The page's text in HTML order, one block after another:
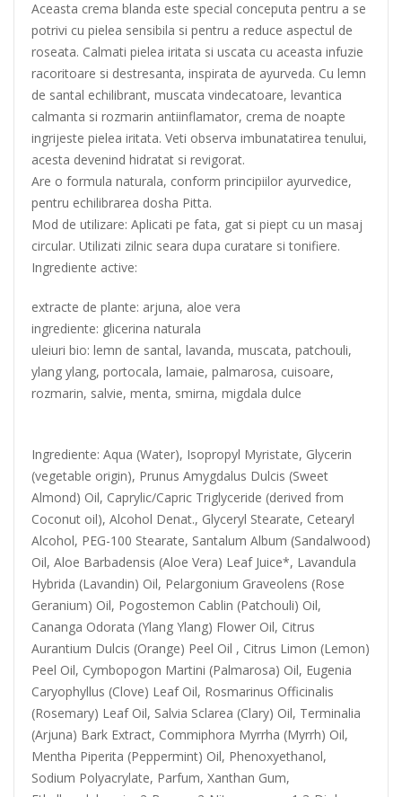
Aceasta crema blanda este special conceputa pentru a se
potrivi cu pielea sensibila si pentru a reduce aspectul de
roseata. Calmati pielea iritata si uscata cu aceasta infuzie
racoritoare si destresanta, inspirata de ayurveda. Cu lemn
de santal echilibrant, muscata vindecatoare, levantica
calmanta si rozmarin antiinflamator, crema de noapte
ingrijeste pielea iritata. Veti observa imbunatatirea tenului,
acesta devenind hidratat si revigorat.
Are o formula naturala, conform principiilor ayurvedice,
pentru echilibrarea dosha Pitta.
Mod de utilizare: Aplicati pe fata, gat si piept cu un masaj
circular. Utilizati zilnic seara dupa curatare si tonifiere.
Ingrediente active:
extracte de plante: arjuna, aloe vera
ingrediente: glicerina naturala
uleiuri bio: lemn de santal, lavanda, muscata, patchouli,
ylang ylang, portocala, lamaie, palmarosa, cuisoare,
rozmarin, salvie, menta, smirna, migdala dulce
Ingrediente: Aqua (Water), Isopropyl Myristate, Glycerin
(vegetable origin), Prunus Amygdalus Dulcis (Sweet
Almond) Oil, Caprylic/Capric Triglyceride (derived from
Coconut oil), Alcohol Denat., Glyceryl Stearate, Cetearyl
Alcohol, PEG-100 Stearate, Santalum Album (Sandalwood)
Oil, Aloe Barbadensis (Aloe Vera) Leaf Juice*, Lavandula
Hybrida (Lavandin) Oil, Pelargonium Graveolens (Rose
Geranium) Oil, Pogostemon Cablin (Patchouli) Oil,
Cananga Odorata (Ylang Ylang) Flower Oil, Citrus
Aurantium Dulcis (Orange) Peel Oil , Citrus Limon (Lemon)
Peel Oil, Cymbopogon Martini (Palmarosa) Oil, Eugenia
Caryophyllus (Clove) Leaf Oil, Rosmarinus Officinalis
(Rosemary) Leaf Oil, Salvia Sclarea (Clary) Oil, Terminalia
(Arjuna) Bark Extract, Commiphora Myrrha (Myrrh) Oil,
Mentha Piperita (Peppermint) Oil, Phenoxyethanol,
Sodium Polyacrylate, Parfum, Xanthan Gum,